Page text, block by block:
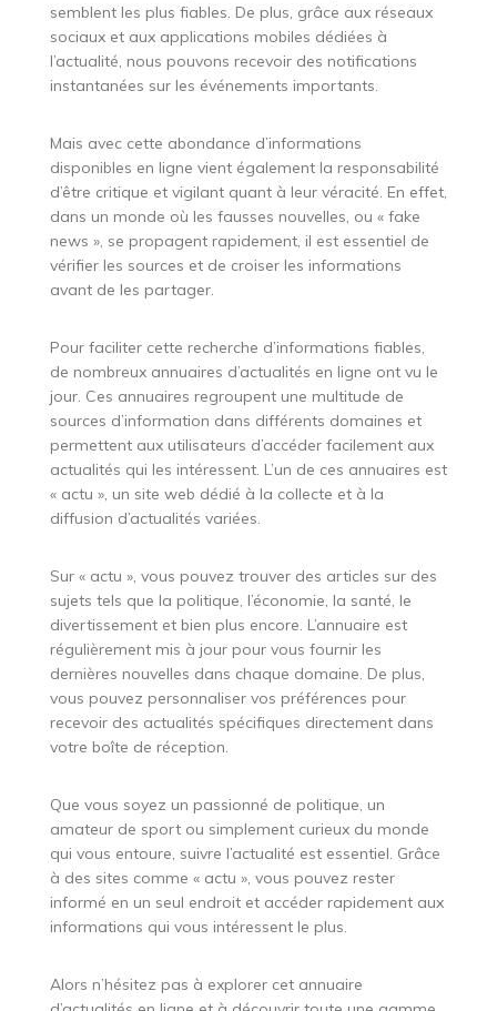
semblent les plus fiables. De plus, grâce aux réseaux
sociaux et aux applications mobiles dédiées à
l’actualité, nous pouvons recevoir des notifications
instantanées sur les événements importants.
Mais avec cette abondance d’informations
disponibles en ligne vient également la responsabilité
d’être critique et vigilant quant à leur véracité. En effet,
dans un monde où les fausses nouvelles, ou « fake
news », se propagent rapidement, il est essentiel de
vérifier les sources et de croiser les informations
avant de les partager.
Pour faciliter cette recherche d’informations fiables,
de nombreux annuaires d’actualités en ligne ont vu le
jour. Ces annuaires regroupent une multitude de
sources d’information dans différents domaines et
permettent aux utilisateurs d’accéder facilement aux
actualités qui les intéressent. L’un de ces annuaires est
« actu », un site web dédié à la collecte et à la
diffusion d’actualités variées.
Sur « actu », vous pouvez trouver des articles sur des
sujets tels que la politique, l’économie, la santé, le
divertissement et bien plus encore. L’annuaire est
régulièrement mis à jour pour vous fournir les
dernières nouvelles dans chaque domaine. De plus,
vous pouvez personnaliser vos préférences pour
recevoir des actualités spécifiques directement dans
votre boîte de réception.
Que vous soyez un passionné de politique, un
amateur de sport ou simplement curieux du monde
qui vous entoure, suivre l’actualité est essentiel. Grâce
à des sites comme « actu », vous pouvez rester
informé en un seul endroit et accéder rapidement aux
informations qui vous intéressent le plus.
Alors n’hésitez pas à explorer cet annuaire